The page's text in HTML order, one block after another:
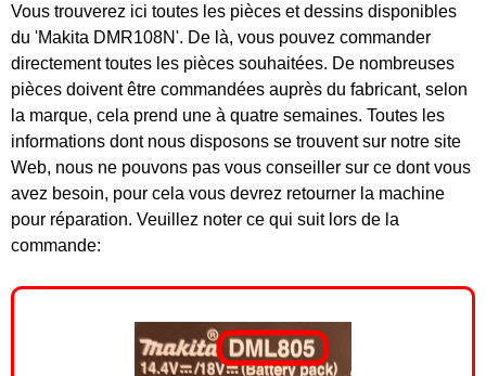
Vous trouverez ici toutes les pièces et dessins disponibles
du 'Makita DMR108N'. De là, vous pouvez commander
directement toutes les pièces souhaitées. De nombreuses
pièces doivent être commandées auprès du fabricant, selon
la marque, cela prend une à quatre semaines. Toutes les
informations dont nous disposons se trouvent sur notre site
Web, nous ne pouvons pas vous conseiller sur ce dont vous
avez besoin, pour cela vous devrez retourner la machine
pour réparation. Veuillez noter ce qui suit lors de la
commande: